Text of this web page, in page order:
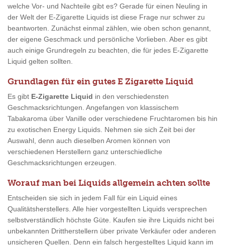
welche Vor- und Nachteile gibt es? Gerade für einen Neuling in
der Welt der E-Zigarette Liquids ist diese Frage nur schwer zu
beantworten. Zunächst einmal zählen, wie oben schon genannt,
der eigene Geschmack und persönliche Vorlieben. Aber es gibt
auch einige Grundregeln zu beachten, die für jedes E-Zigarette
Liquid gelten sollten.
Grundlagen für ein gutes E Zigarette Liquid
Es gibt E-Zigarette Liquid in den verschiedensten
Geschmacksrichtungen. Angefangen von klassischem
Tabakaroma über Vanille oder verschiedene Fruchtaromen bis hin
zu exotischen Energy Liquids. Nehmen sie sich Zeit bei der
Auswahl, denn auch dieselben Aromen können von
verschiedenen Herstellern ganz unterschiedliche
Geschmacksrichtungen erzeugen.
Worauf man bei Liquids allgemein achten sollte
Entscheiden sie sich in jedem Fall für ein Liquid eines
Qualitätsherstellers. Alle hier vorgestellten Liquids versprechen
selbstverständlich höchste Güte. Kaufen sie ihre Liquids nicht bei
unbekannten Drittherstellern über private Verkäufer oder anderen
unsicheren Quellen. Denn ein falsch hergestelltes Liquid kann im